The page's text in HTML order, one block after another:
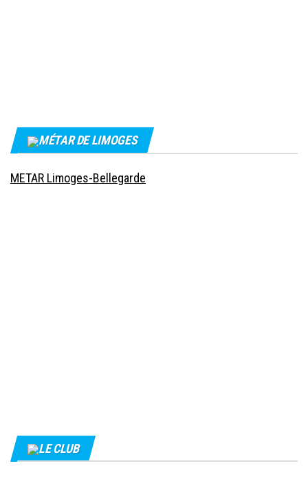
MÉTAR DE LIMOGES
METAR Limoges-Bellegarde
LE CLUB